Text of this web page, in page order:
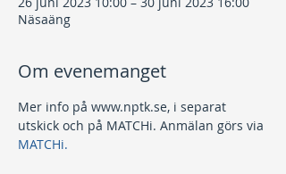
Näsaäng
Om evenemanget
Mer info på www.nptk.se, i separat
utskick och på MATCHi. Anmälan görs via
MATCHi.